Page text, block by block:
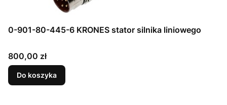
0-901-80-445-6 KRONES stator silnika liniowego
Cena
800,00 zł
Do koszyka